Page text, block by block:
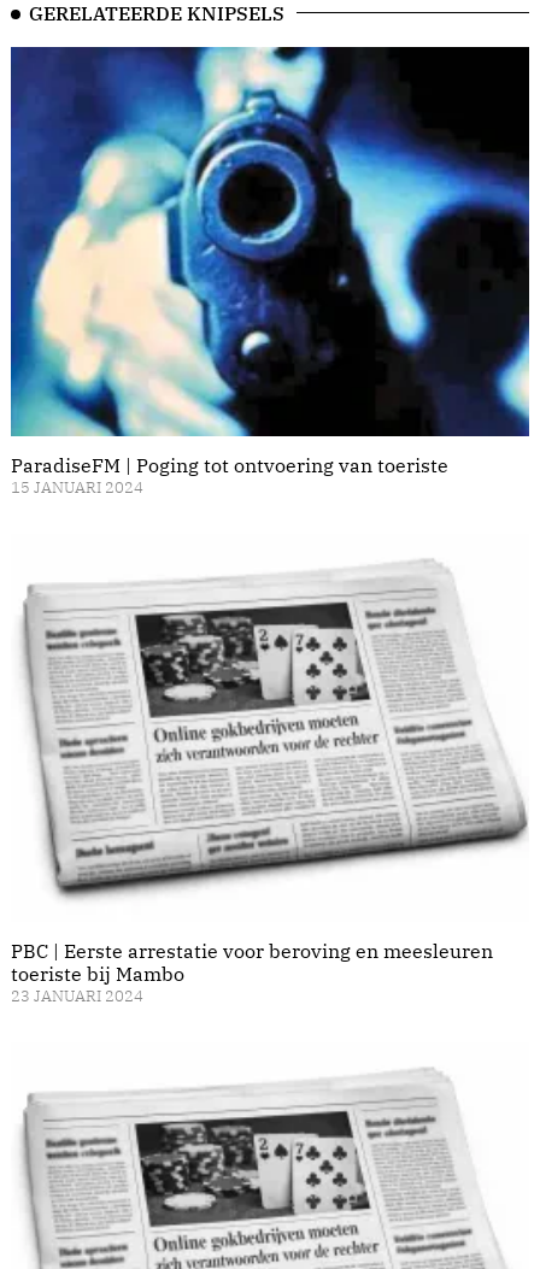
GERELATEERDE KNIPSELS
ParadiseFM | Poging tot ontvoering van toeriste
15 JANUARI 2024
PBC | Eerste arrestatie voor beroving en meesleuren
toeriste bij Mambo
23 JANUARI 2024